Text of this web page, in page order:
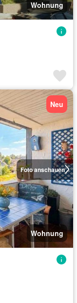
Wohnung
Foto anschauen
Neu
Wohnung